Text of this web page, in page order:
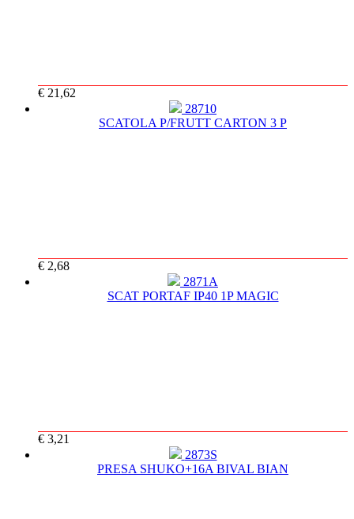
€ 21,62
28710
SCATOLA P/FRUTT CARTON 3 P
€ 2,68
2871A
SCAT PORTAF IP40 1P MAGIC
€ 3,21
2873S
PRESA SHUKO+16A BIVAL BIAN